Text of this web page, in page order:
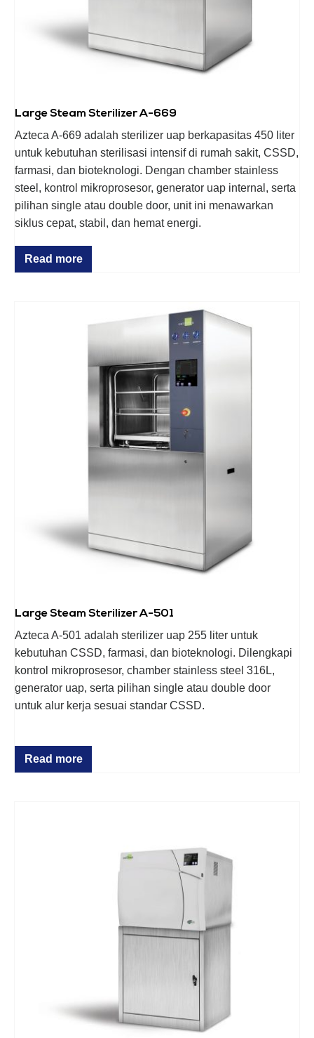
Large Steam Sterilizer A-669
Azteca A-669 adalah sterilizer uap berkapasitas 450 liter
untuk kebutuhan sterilisasi intensif di rumah sakit, CSSD,
farmasi, dan bioteknologi. Dengan chamber stainless
steel, kontrol mikroprosesor, generator uap internal, serta
pilihan single atau double door, unit ini menawarkan
siklus cepat, stabil, dan hemat energi.
Read more
Large Steam Sterilizer A-501
Azteca A-501 adalah sterilizer uap 255 liter untuk
kebutuhan CSSD, farmasi, dan bioteknologi. Dilengkapi
kontrol mikroprosesor, chamber stainless steel 316L,
generator uap, serta pilihan single atau double door
untuk alur kerja sesuai standar CSSD.
Read more